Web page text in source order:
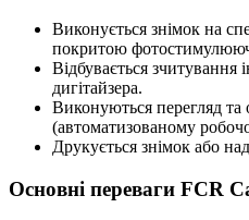
Виконується знімок на
покритою
Відбувається зчитування
дигітайзера.
Виконуються перегляд
(автоматизованому
Друкується знімок або
Основні переваги FCR